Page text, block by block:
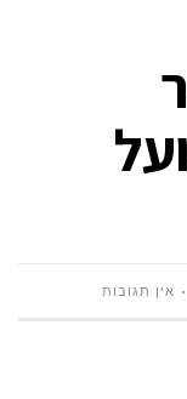
אין תגובות